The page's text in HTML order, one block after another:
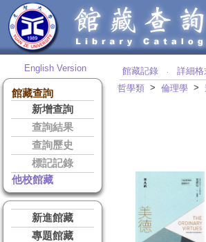
English Version
館藏查詢
新增查詢
查詢結果
查詢歷史
標記記錄
他校館藏
新進館藏
專題館藏
館藏記錄 ‧ 詳細格
哲學類 > 倫理學 >